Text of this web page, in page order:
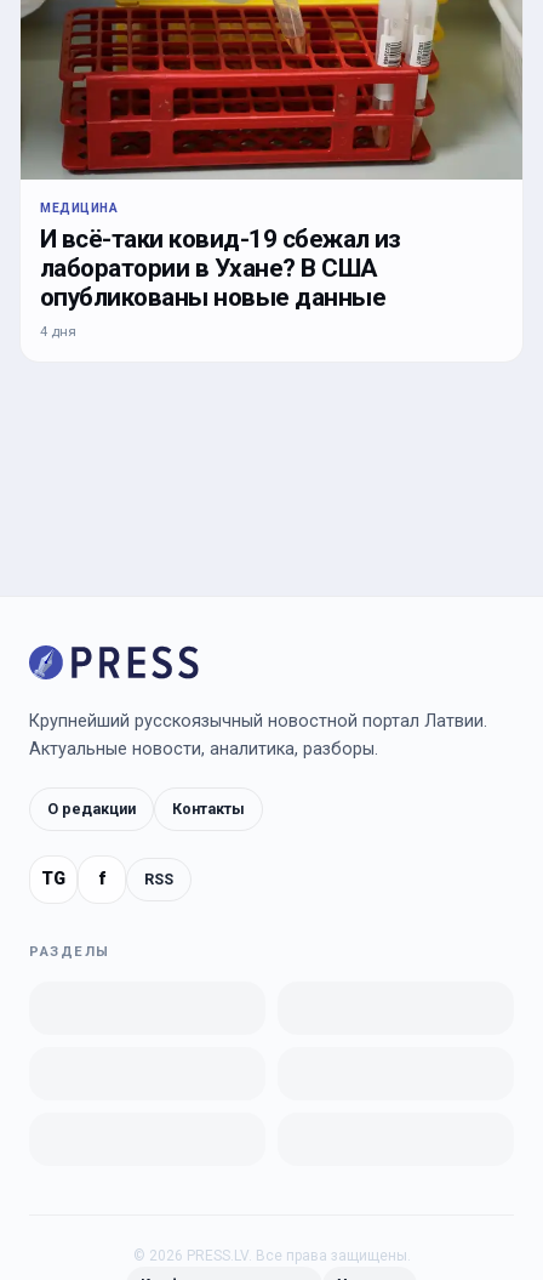
МЕДИЦИНА
И всё-таки ковид-19 сбежал из
лаборатории в Ухане? В США
опубликованы новые данные
4 дня
Крупнейший русскоязычный новостной портал Латвии.
Актуальные новости, аналитика, разборы.
О редакции Контакты
TG f RSS
РАЗДЕЛЫ
© 2026 PRESS.LV. Все права защищены.